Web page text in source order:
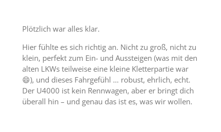
Plötzlich war alles klar.
Hier fühlte es sich richtig an. Nicht zu groß, nicht zu
klein, perfekt zum Ein- und Aussteigen (was mit den
alten LKWs teilweise eine kleine Kletterpartie war
😄), und dieses Fahrgefühl … robust, ehrlich, echt.
Der U4000 ist kein Rennwagen, aber er bringt dich
überall hin – und genau das ist es, was wir wollen.